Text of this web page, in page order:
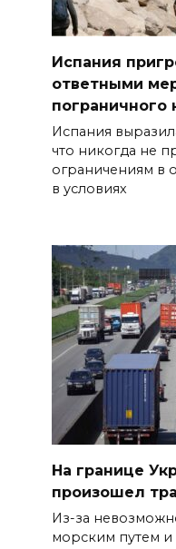
Испания
ответными
пограничного
Испания
что никогда не
ограничениям в
в условиях
На границе
произошел
Из-за
морским путем